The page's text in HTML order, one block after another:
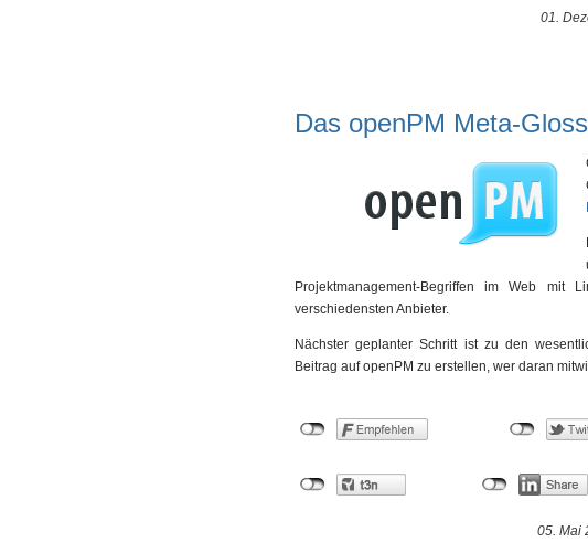
01.
Das openPM Meta-
Projektmanagement-Begriffen im Web mit
verschiedensten Anbieter.
Nächster geplanter Schritt ist zu den
Beitrag auf openPM zu erstellen, wer daran
05. Mai